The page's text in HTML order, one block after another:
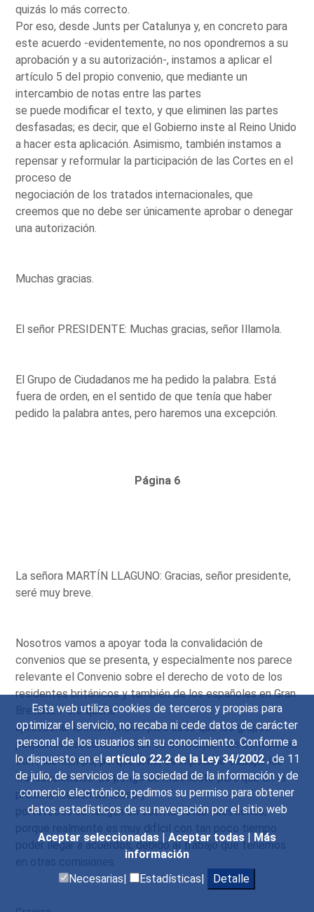
Esta web utiliza cookies de terceros y propias para
optimizar el servicio, no recaba ni cede datos de carácter
personal de los usuarios sin su conocimiento. Conforme a
lo dispuesto en elartículo 22.2 de la Ley 34/2002 , de 11
de julio, de servicios de la sociedad de la información y de
comercio electrónico, pedimos su permiso para obtener
datos estadísticos de su navegación por el sitio web
Aceptar seleccionadas | Aceptar todas | Más
información
Necesarias|
Estadísticas| Detalle
quizás lo más correcto.
Por eso, desde Junts per Catalunya y, en concreto para
este acuerdo -evidentemente, no nos opondremos a su
aprobación y a su autorización-, instamos a aplicar el
artículo 5 del propio convenio, que mediante un
intercambio de notas entre las partes
se puede modificar el texto, y que eliminen las partes
desfasadas; es decir, que el Gobierno inste al Reino Unido
a hacer esta aplicación. Asimismo, también instamos a
repensar y reformular la participación de las Cortes en el
proceso de
negociación de los tratados internacionales, que
creemos que no debe ser únicamente aprobar o denegar
una autorización.
Muchas gracias.
El señor PRESIDENTE: Muchas gracias, señor Illamola.
El Grupo de Ciudadanos me ha pedido la palabra. Está
fuera de orden, en el sentido de que tenía que haber
pedido la palabra antes, pero haremos una excepción.
Página 6
La señora MARTÍN LLAGUNO: Gracias, señor presidente,
seré muy breve.
Nosotros vamos a apoyar toda la convalidación de
convenios que se presenta, y especialmente nos parece
relevante el Convenio sobre el derecho de voto de los
residentes británicos y también de los españoles en Gran
Bretaña. Pero quería
aprovechar la intervención para decir que los grupos
pequeños necesitamos que se convoquen las comisiones
con más tiempo, porque si no, es imposible trabajar las
transaccionales. Lo pongo de manifiesto para que en la
próxima reunión de Mesa y
portavoces se tengan en cuenta estas cuestiones,
porque realmente es muy difícil con tan poco tiempo
poder llegar a acuerdos, debido al trabajo que tenemos
en otras comisiones.